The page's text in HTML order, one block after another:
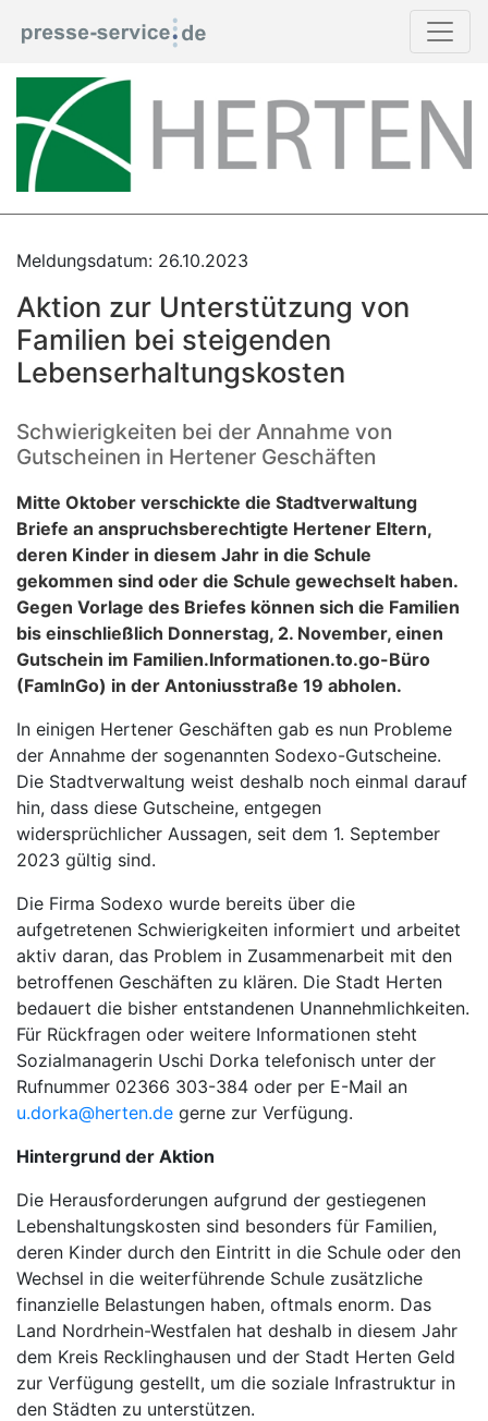
Meldungsdatum: 26.10.2023
Aktion zur Unterstützung von
Familien bei steigenden
Lebenserhaltungskosten
Schwierigkeiten bei der Annahme von
Gutscheinen in Hertener Geschäften
Mitte Oktober verschickte die Stadtverwaltung
Briefe an anspruchsberechtigte Hertener Eltern,
deren Kinder in diesem Jahr in die Schule
gekommen sind oder die Schule gewechselt haben.
Gegen Vorlage des Briefes können sich die Familien
bis einschließlich Donnerstag, 2. November, einen
Gutschein im Familien.Informationen.to.go-Büro
(FamInGo) in der Antoniusstraße 19 abholen.
In einigen Hertener Geschäften gab es nun Probleme
der Annahme der sogenannten Sodexo-Gutscheine.
Die Stadtverwaltung weist deshalb noch einmal darauf
hin, dass diese Gutscheine, entgegen
widersprüchlicher Aussagen, seit dem 1. September
2023 gültig sind.
Die Firma Sodexo wurde bereits über die
aufgetretenen Schwierigkeiten informiert und arbeitet
aktiv daran, das Problem in Zusammenarbeit mit den
betroffenen Geschäften zu klären. Die Stadt Herten
bedauert die bisher entstandenen Unannehmlichkeiten.
Für Rückfragen oder weitere Informationen steht
Sozialmanagerin Uschi Dorka telefonisch unter der
Rufnummer 02366 303-384 oder per E-Mail an
u.dorka@herten.de gerne zur Verfügung.
Hintergrund der Aktion
Die Herausforderungen aufgrund der gestiegenen
Lebenshaltungskosten sind besonders für Familien,
deren Kinder durch den Eintritt in die Schule oder den
Wechsel in die weiterführende Schule zusätzliche
finanzielle Belastungen haben, oftmals enorm. Das
Land Nordrhein-Westfalen hat deshalb in diesem Jahr
dem Kreis Recklinghausen und der Stadt Herten Geld
zur Verfügung gestellt, um die soziale Infrastruktur in
den Städten zu unterstützen.